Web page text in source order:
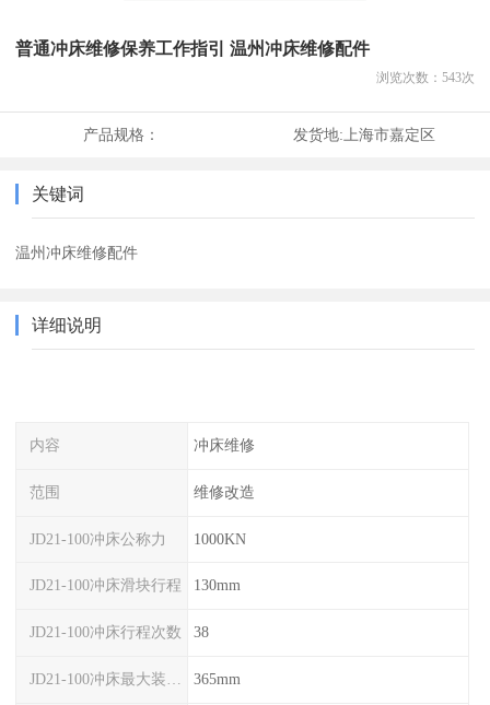
普通冲床维修保养工作指引 温州冲床维修配件
浏览次数： 543次
产品规格： 发货地: 上海市嘉定区
关键词
温州冲床维修配件
详细说明
内容 冲床维修
范围 维修改造
JD21-100冲床公称力 1000KN
JD21-100冲床滑块行程 130mm
JD21-100冲床行程次数 38
365mm